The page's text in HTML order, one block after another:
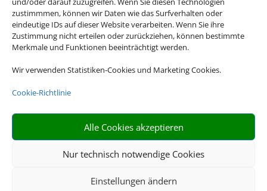
zustimmmen, können wir Daten wie das Surfverhalten oder
eindeutige IDs auf dieser Website verarbeiten. Wenn Sie ihre
Zustimmung nicht erteilen oder zurückziehen, können bestimmte
Merkmale und Funktionen beeinträchtigt werden.
Wir verwenden Statistiken-Cookies und Marketing Cookies.
Cookie-Richtlinie
Alle Cookies akzeptieren
Nur technisch notwendige Cookies
Einstellungen ändern